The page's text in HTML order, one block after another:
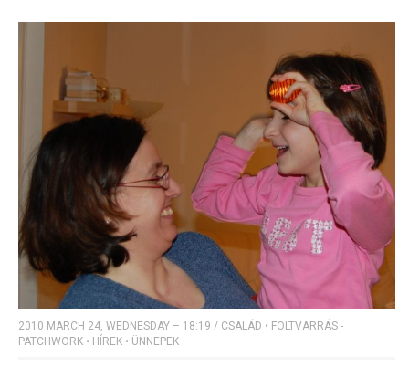
2010 MARCH 24, WEDNESDAY – 18:19 / CSALÁD • FOLTVARRÁS -
PATCHWORK • HÍREK • ÜNNEPEK